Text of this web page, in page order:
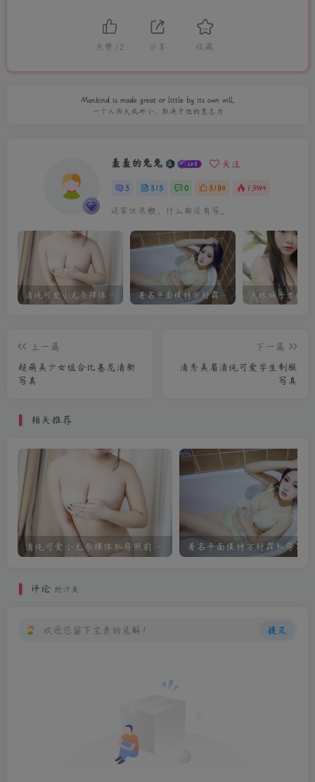
点赞 12 分享 收藏
Mankind is made great or little by its own will.
一个人伟大或渺小，取决于他的意志力
羞羞的兔兔 关注
3 313 0 3184 1.9W+
这家伙很懒，什么都没有写...
清纯可爱小尤奈裸体私房照前凸后翘迷人 著名平面模特方舒霖私房写真
上一篇
超萌美少女组合比基尼清新
写真
下一篇
清秀美眉清纯可爱学生制服
写真
相关推荐
清纯可爱小尤奈裸体私房照前凸后翘迷人 著名平面模特方舒霖私房写真
评论 抢沙发
欢迎您留下宝贵的见解！ 提交